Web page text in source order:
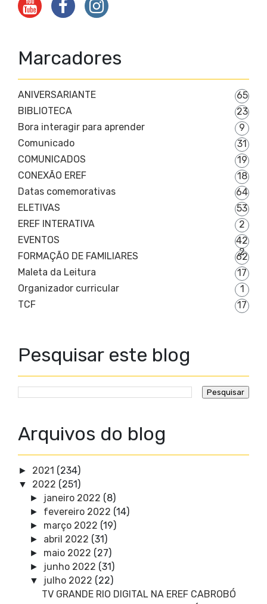
Marcadores
ANIVERSARIANTE
65
BIBLIOTECA
23
Bora interagir para aprender
9
Comunicado
31
COMUNICADOS
19
CONEXÃO EREF
18
Datas comemorativas
64
ELETIVAS
53
EREF INTERATIVA
2
EVENTOS
42
2
FORMAÇÃO DE FAMILIARES
62
Maleta da Leitura
17
Organizador curricular
1
TCF
17
Pesquisar este blog
Arquivos do blog
► 2021 (234)
▼ 2022 (251)
► janeiro 2022 (8)
► fevereiro 2022 (14)
► março 2022 (19)
► abril 2022 (31)
► maio 2022 (27)
► junho 2022 (31)
▼ julho 2022 (22)
TV GRANDE RIO DIGITAL NA EREF CABROBÓ